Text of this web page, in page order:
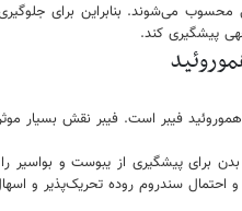
محسوب می‌شوند. بنابراین برای
پیشگیری کند.
فیبر است. فیبر نقش بسیار
بدن برای پیشگیری از یبوست و
احتمال سندروم روده تحریک‌پذیر و